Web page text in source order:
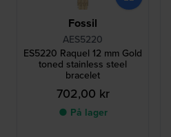
Fossil
AES5220
ES5220 Raquel 12 mm Gold
toned stainless steel
bracelet
702,00 kr
● På lager